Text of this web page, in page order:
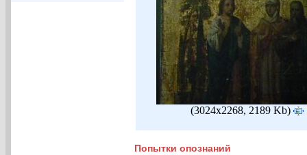
(3024x2268, 2189 Kb)
Попытки опознаний